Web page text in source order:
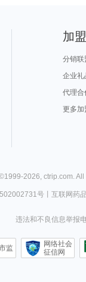
加
分销联
企业礼
代理合
更多加
1999-2026, ctrip.com.
号丨 互联网药
违法和不良信息举报
监
网络社会
征信网